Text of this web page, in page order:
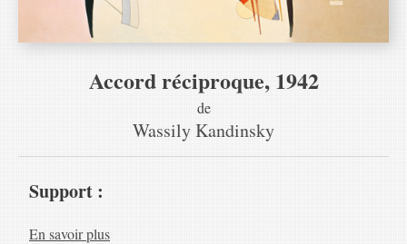
Accord réciproque, 1942
de
Wassily Kandinsky
Support :
En savoir plus